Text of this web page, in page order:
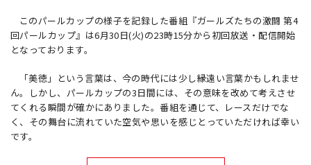
このパールカップの様子を記録した番組『ガールズたちの激闘 第4
回パールカップ』は6月30日(火)の23時15分から初回放送・配信開始
となっております。
「美徳」という言葉は、今の時代には少し縁遠い言葉かもしれませ
ん。しかし、パールカップの3日間には、その意味を改めて考えさせ
てくれる瞬間が確かにありました。番組を通じて、レースだけでな
く、その舞台に流れていた空気や思いを感じとっていただければ幸い
です。